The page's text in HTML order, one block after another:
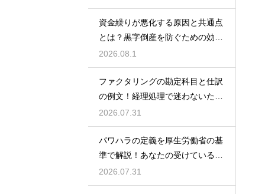
資金繰りが悪化する原因と共通点
とは？黒字倒産を防ぐための効果
的な対策
2026.08.1
ファクタリングの勘定科目と仕訳
の例文！経理処理で迷わないため
の知識
2026.07.31
パワハラの定義を厚生労働省の基
準で解説！あなたの受けている行
為は該当する？
2026.07.31